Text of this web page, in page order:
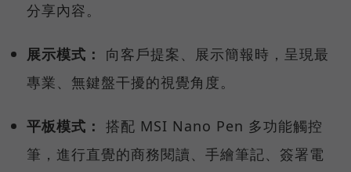
分享內容。
展示模式：
向客戶提案、展示簡報時，呈現最
專業、無鍵盤干擾的視覺角度。
平板模式： 搭配 MSI Nano Pen 多功能觸控
筆，進行直覺的商務閱讀、手繪筆記、簽署電